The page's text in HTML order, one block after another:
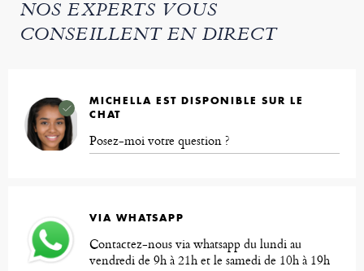
NOS EXPERTS VOUS
CONSEILLENT EN DIRECT
MICHELLA EST DISPONIBLE SUR LE
CHAT
Posez-moi votre question ?
VIA WHATSAPP
Contactez-nous via whatsapp du lundi au
vendredi de 9h à 21h et le samedi de 10h à 19h